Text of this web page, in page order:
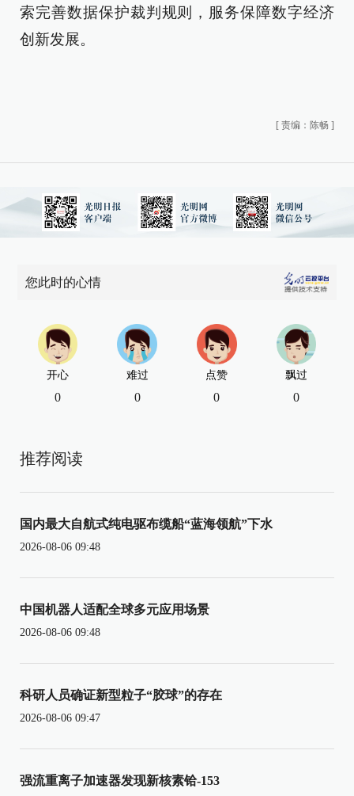
索完善数据保护裁判规则，服务保障数字经济
创新发展。
[ 责编：陈畅 ]
您此时的心情
开心
0
难过
0
点赞
0
飘过
0
推荐阅读
国内最大自航式纯电驱布缆船“蓝海领航”下水
2026-08-06 09:48
中国机器人适配全球多元应用场景
2026-08-06 09:48
科研人员确证新型粒子“胶球”的存在
2026-08-06 09:47
强流重离子加速器发现新核素铪-153